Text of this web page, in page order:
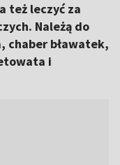
też leczyć za
Należą do
chaber bławatek,
i